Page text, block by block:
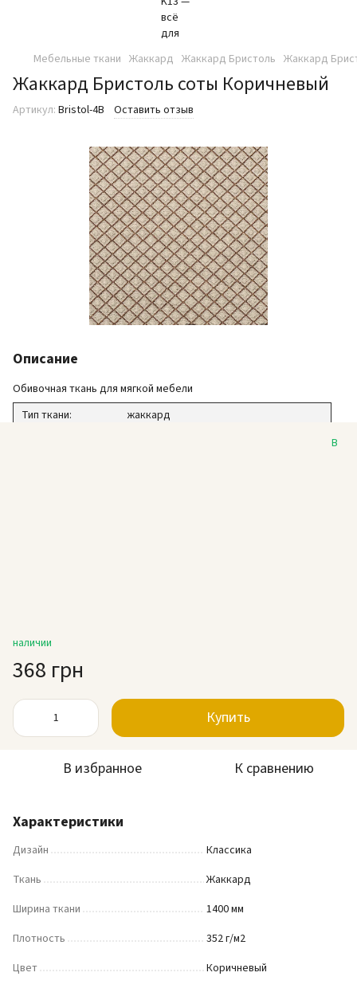
Мебельные ткани Жаккард Жаккард Бристоль Жаккард
Жаккард Бристоль соты Коричневый
Артикул: Bristol-4B Оставить отзыв
Описание
Обивочная ткань для мягкой мебели
Тип ткани:
жаккард
В
наличии
368 грн
Купить
В избранное К сравнению
Характеристики
Дизайн
Классика
Ткань
Жаккард
Ширина ткани
1400 мм
Плотность
352 г/м2
Цвет
Коричневый